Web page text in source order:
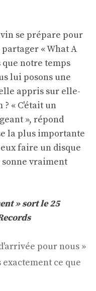
se prépare pour
« What A
que notre temps
lui posons une
appris sur elle-
« C'était un
», répond
la plus importante
faire un disque
vraiment
»sort le 25
pour nous »
exactement ce que